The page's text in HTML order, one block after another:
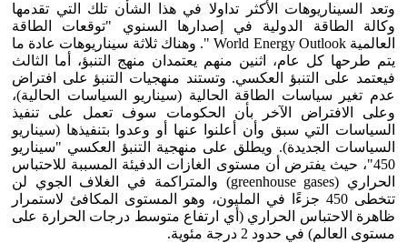
وتعد السيناريوهات الأكثر تداولا في هذا الشأن تلك التي تقدمها
وكالة الطاقة الدولية في إصدارها السنوي "توقعات الطاقة
العالمية World Energy Outlook ". وهناك ثلاثة سيناريوهات عادة ما
يتم طرحها كل عام، اثنين منهم يعتمدان منهج التنبؤ، أما الثالث
فيعتمد على التنبؤ العكسي. وتستند منهجيات التنبؤ على افتراض
عدم تغير سياسات الطاقة الحالية (سيناريو السياسات الحالية)،
وعلى الافتراض الآخر بأن الحكومات سوف تعمل على تنفيذ
السياسات التي سبق وأن أعلنوا عنها أو وعدوا بتنفيذها (سيناريو
السياسات الجديدة). ويطلق على منهجية التنبؤ العكسي "سيناريو
450"، حيث يفترض أن مستوى الغازات الدفيئة المسببة للاحتباس
الحراري (greenhouse gases) والمتراكمة في الغلاف الجوي لن
تتخطى 450 جزءًا في المليون، وهو المستوى المكافئ لاستمرار
ظاهرة الاحتباس الحراري (أي ارتفاع متوسط درجات الحرارة على
مستوى العالم) في حدود 2 درجة مئوية.